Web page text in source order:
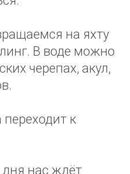
на яхту
В воде можно
черепах, акул,
к
нас ждёт